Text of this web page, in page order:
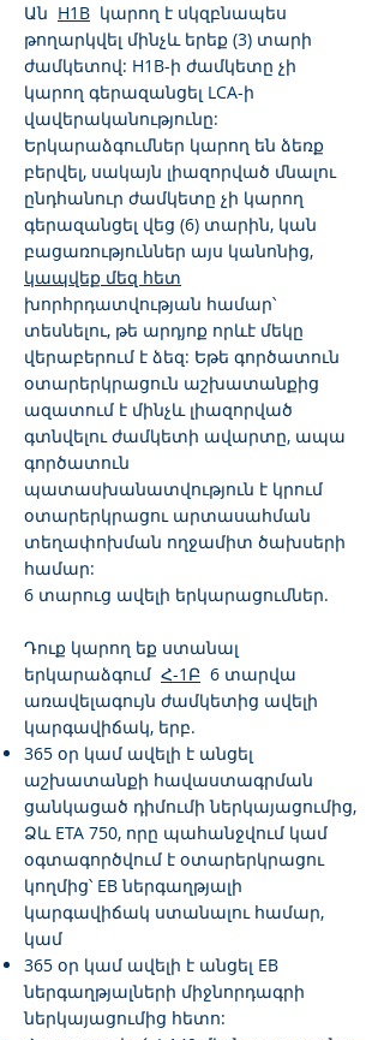
Ան H1B կարող է սկզբնապես
թողարկվել մինչև երեք (3) տարի
ժամկետով: H1B-ի ժամկետը չի
կարող գերազանցել LCA-ի
վավերականությունը:
Երկարաձգումներ կարող են ձեռք
բերվել, սակայն լիազորված մնալու
ընդհանուր ժամկետը չի կարող
գերազանցել վեց (6) տարին, կան
բացառություններ այս կանոնից,
կապվեք մեզ հետ
խորհրդատվության համար՝
տեսնելու, թե արդյոք որևէ մեկը
վերաբերում է ձեզ: Եթե գործատուն
օտարերկրացուն աշխատանքից
ազատում է մինչև լիազորված
գտնվելու ժամկետի ավարտը, ապա
գործատուն
պատասխանատվություն է կրում
օտարերկրացու արտասահման
տեղափոխման ողջամիտ ծախսերի
համար:
6 տարուց ավելի երկարացումներ.
Դուք կարող եք ստանալ
երկարաձգում Հ-1Բ 6 տարվա
առավելագույն ժամկետից ավելի
կարգավիճակ, երբ.
365 օր կամ ավելի է անցել
աշխատանքի հավաստագրման
ցանկացած դիմումի ներկայացումից,
Ձև ETA 750, որը պահանջվում կամ
օգտագործվում է օտարերկրացու
կողմից՝ EB ներգաղթյալի
կարգավիճակ ստանալու համար,
կամ
365 օր կամ ավելի է անցել EB
ներգաղթյալների միջնորդագրի
ներկայացումից հետո: